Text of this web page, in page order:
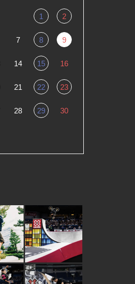
1 2
7 8 9
14 15 16
21 22 23
28 29 30